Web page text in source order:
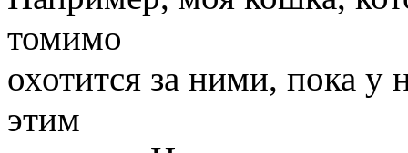
томимо
охотится за ними, пока у
этим